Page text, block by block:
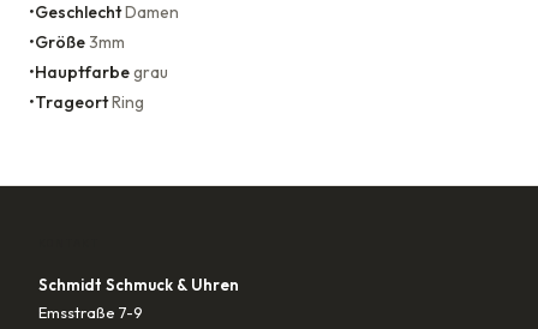
•GeschlechtDamen
•Größe3mm
•Hauptfarbegrau
•TrageortRing
Schmidt Schmuck & Uhren
Emsstraße 7-9